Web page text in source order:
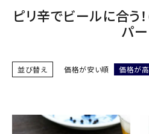
商品カテゴリー
価格別
ピリ辛でビールに合う
パー
並び替え 価格が安い順 価格が